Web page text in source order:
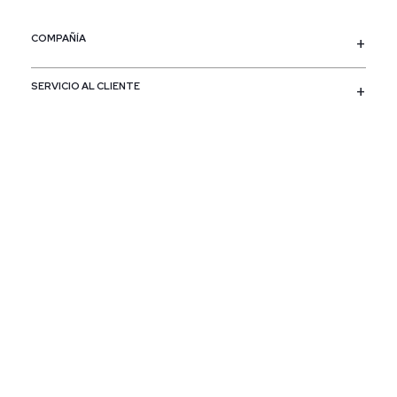
COMPAÑÍA
SERVICIO AL CLIENTE